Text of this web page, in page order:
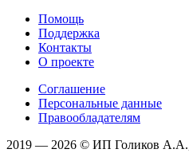
Помощь
Поддержка
Контакты
О проекте
Соглашение
Персональные данные
Правообладателям
2019 — 2026 © ИП Голиков